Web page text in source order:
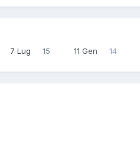
7 Lug 15 11 Gen 14